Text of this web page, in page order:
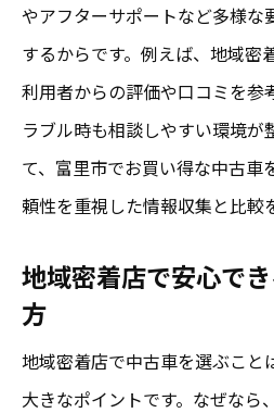
やアフターサポートなど多様な
するからです。例えば、地域密
利用者からの評価や口コミを参
ラブル時も相談しやすい環境が
て、富里市でお買い得な中古車
頼性を重視した情報収集と比較
地域密着店で安心で
方
地域密着店で中古車を選ぶこと
大きなポイントです。なぜなら